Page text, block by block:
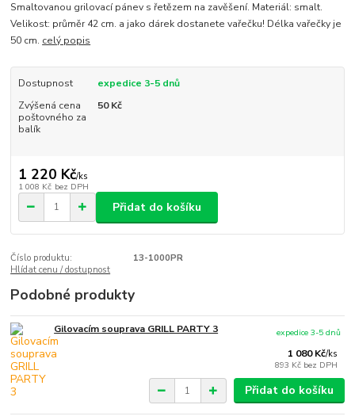
Smaltovanou grilovací pánev s řetězem na zavěšení. Materiál: smalt.
Velikost: průměr 42 cm. a jako dárek dostanete vařečku! Délka vařečky je
50 cm. celý popis
Dostupnost
expedice 3-5 dnů
Zvýšená cena
poštovného za
balík
50 Kč
1 220 Kč/ks
1 008 Kč bez DPH
Přidat do košíku
Číslo produktu:
13-1000PR
Hlídat cenu / dostupnost
Podobné produkty
Gilovacím souprava GRILL PARTY 3
1 080 Kč/ks
893 Kč bez DPH
expedice 3-5 dnů
Přidat do košíku